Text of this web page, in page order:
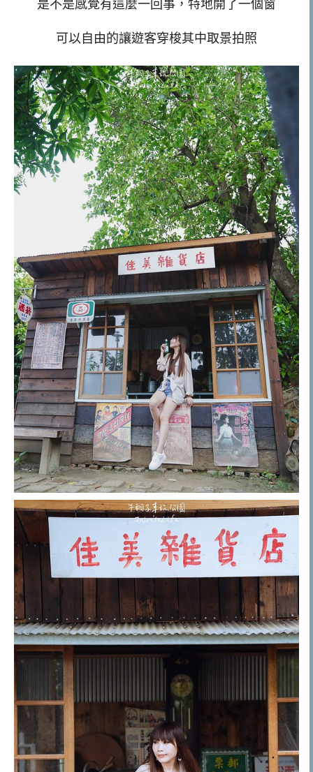
是不是感覺有這麼一回事，特地開了一個窗
可以自由的讓遊客穿梭其中取景拍照